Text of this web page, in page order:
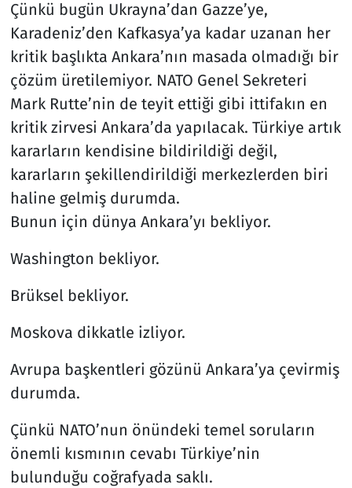
Çünkü bugün Ukrayna’dan Gazze’ye,
Karadeniz’den Kafkasya’ya kadar uzanan her
kritik başlıkta Ankara’nın masada olmadığı bir
çözüm üretilemiyor. NATO Genel Sekreteri
Mark Rutte’nin de teyit ettiği gibi ittifakın en
kritik zirvesi Ankara’da yapılacak. Türkiye artık
kararların kendisine bildirildiği değil,
kararların şekillendirildiği merkezlerden biri
haline gelmiş durumda.
Bunun için dünya Ankara’yı bekliyor.
Washington bekliyor.
Brüksel bekliyor.
Moskova dikkatle izliyor.
Avrupa başkentleri gözünü Ankara’ya çevirmiş
durumda.
Çünkü NATO’nun önündeki temel soruların
önemli kısmının cevabı Türkiye’nin
bulunduğu coğrafyada saklı.